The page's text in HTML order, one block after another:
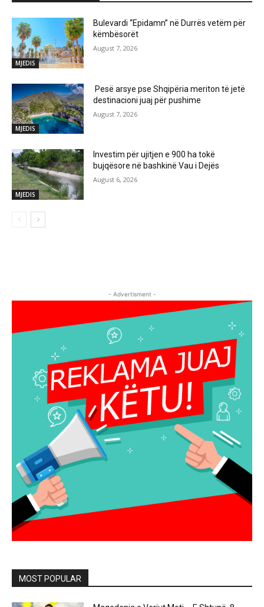
MJEDIS
Bulevardi “Epidamn” në Durrës vetëm për
këmbësorët
August 7, 2026
MJEDIS
Pesë arsye pse Shqipëria meriton të jetë
destinacioni juaj për pushime
August 7, 2026
MJEDIS
Investim për ujitjen e 900 ha tokë
bujqësore në bashkinë Vau i Dejës
August 6, 2026
- Advertisment -
MOST POPULAR